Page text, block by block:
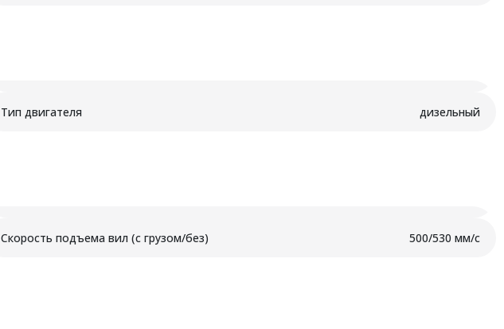
Тип двигателя дизельный
Скорость подъема вил (с грузом/без) 500/530 мм/с